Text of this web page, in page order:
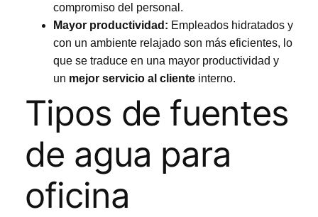
compromiso del personal.
Mayor productividad: Empleados hidratados y
con un ambiente relajado son más eficientes, lo
que se traduce en una mayor productividad y
un mejor servicio al cliente interno.
Tipos de fuentes
de agua para
oficina